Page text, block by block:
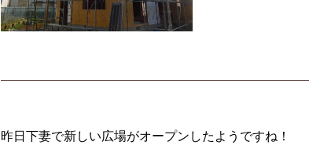
昨日下妻で新しい広場がオープンしたようですね！